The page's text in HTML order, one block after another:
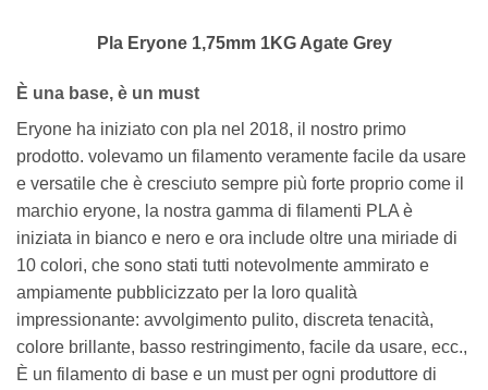
Pla Eryone 1,75mm 1KG Agate Grey
È una base, è un must
Eryone ha iniziato con pla nel 2018, il nostro primo
prodotto. volevamo un filamento veramente facile da usare
e versatile che è cresciuto sempre più forte proprio come il
marchio eryone, la nostra gamma di filamenti PLA è
iniziata in bianco e nero e ora include oltre una miriade di
10 colori, che sono stati tutti notevolmente ammirato e
ampiamente pubblicizzato per la loro qualità
impressionante: avvolgimento pulito, discreta tenacità,
colore brillante, basso restringimento, facile da usare, ecc.,
È un filamento di base e un must per ogni produttore di